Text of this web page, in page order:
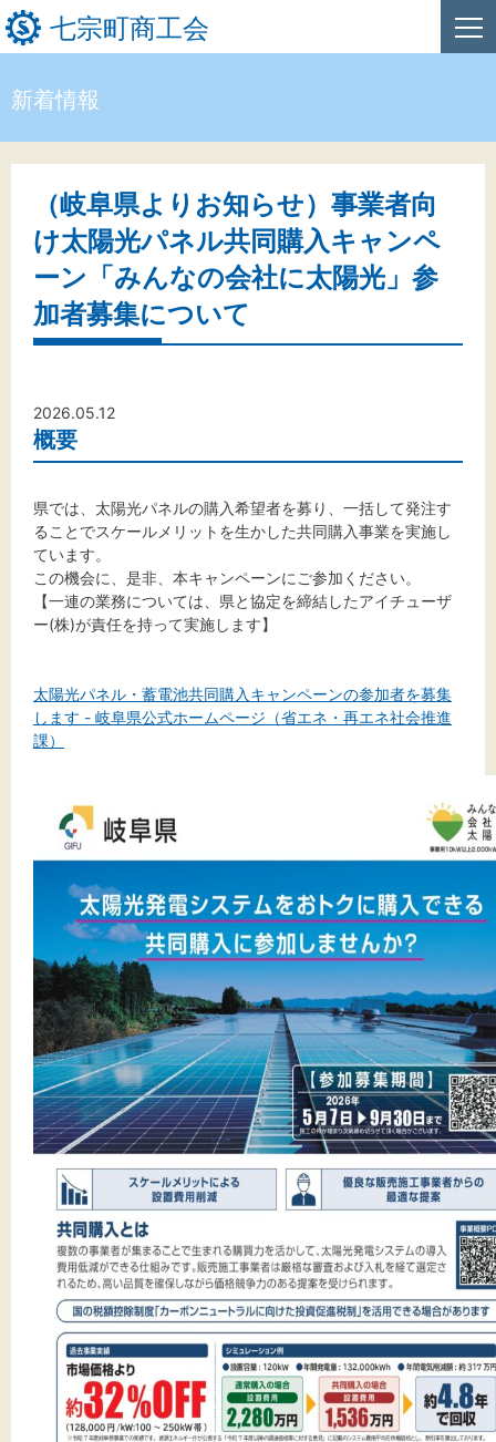
七宗町商工会
事業者・創業者の方へ
関係機関の方へ
七宗町商工会について
標準 拡大
黒 白 黄
新着情報
（岐阜県よりお知らせ）事業者向
け太陽光パネル共同購入キャンペ
ーン「みんなの会社に太陽光」参
加者募集について
2026.05.12
概要
県では、太陽光パネルの購入希望者を募り、一括して発注す
ることでスケールメリットを生かした共同購入事業を実施し
ています。
この機会に、是非、本キャンペーンにご参加ください。
【一連の業務については、県と協定を締結したアイチューザ
ー(株)が責任を持って実施します】
太陽光パネル・蓄電池共同購入キャンペーンの参加者を募集
します - 岐阜県公式ホームページ（省エネ・再エネ社会推進
課）